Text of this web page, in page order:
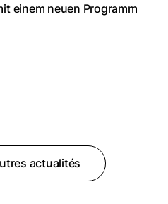
einem neuen Programm
actualités